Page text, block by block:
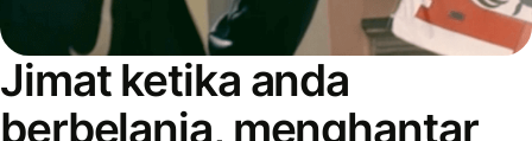
Jimat ketika anda
berbelanja, menghantar